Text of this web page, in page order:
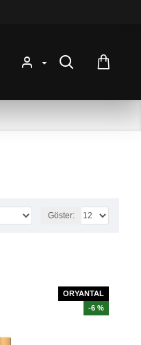
Göster:
ORYANTAL
-6 %